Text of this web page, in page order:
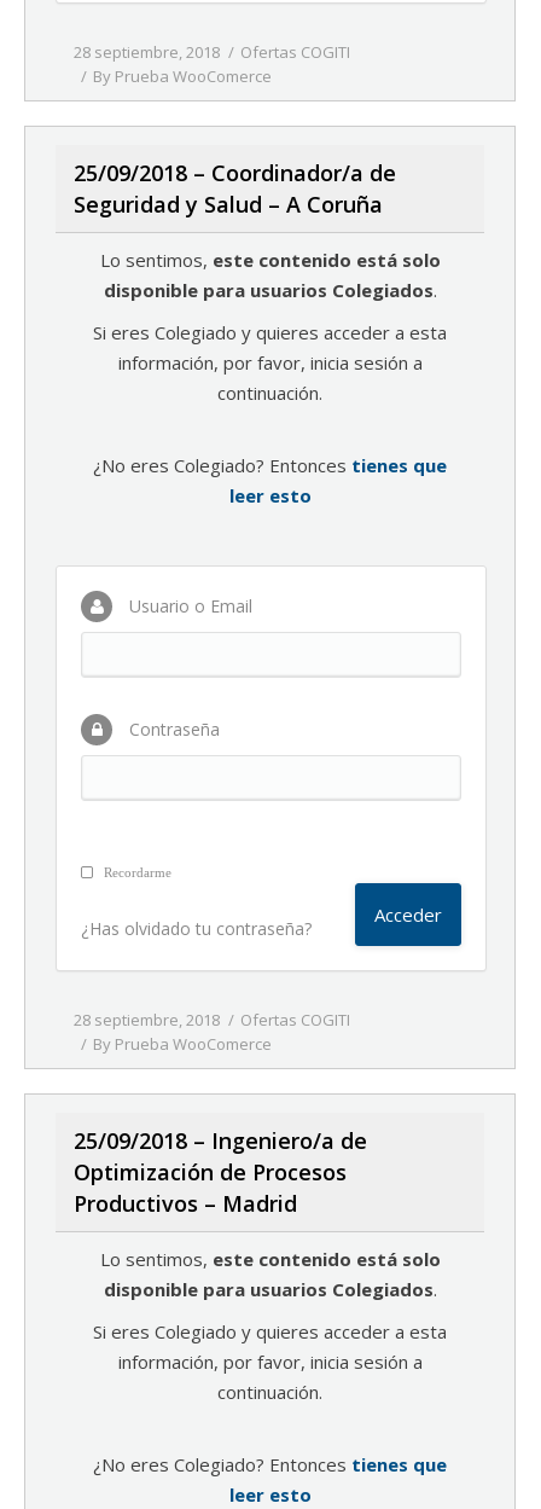
28 septiembre, 2018
Ofertas COGITI
By Prueba WooComerce
25/09/2018 – Coordinador/a de
Seguridad y Salud – A Coruña
Lo sentimos, este contenido está solo
disponible para usuarios Colegiados.
Si eres Colegiado y quieres acceder a esta
información, por favor, inicia sesión a
continuación.
¿No eres Colegiado? Entonces tienes que
leer esto
Usuario o Email
Contraseña
Recordarme
¿Has olvidado tu contraseña?
28 septiembre, 2018
Ofertas COGITI
By Prueba WooComerce
25/09/2018 – Ingeniero/a de
Optimización de Procesos
Productivos – Madrid
Lo sentimos, este contenido está solo
disponible para usuarios Colegiados.
Si eres Colegiado y quieres acceder a esta
información, por favor, inicia sesión a
continuación.
¿No eres Colegiado? Entonces tienes que
leer esto